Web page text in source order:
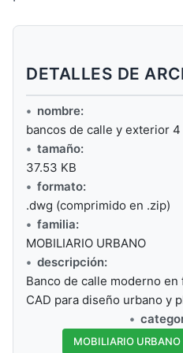
DETALLES DE
nombre:
bancos de calle y exterior 4
tamaño:
37.53 KB
formato:
.dwg (comprimido en .zip)
familia:
MOBILIARIO URBANO
descripción:
Banco de calle moderno en
CAD para diseño urbano y
MOBILIARIO URBANO